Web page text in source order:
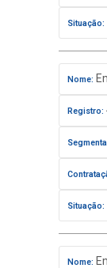
Situação:
Nome:
Registro:
Situação:
Nome: